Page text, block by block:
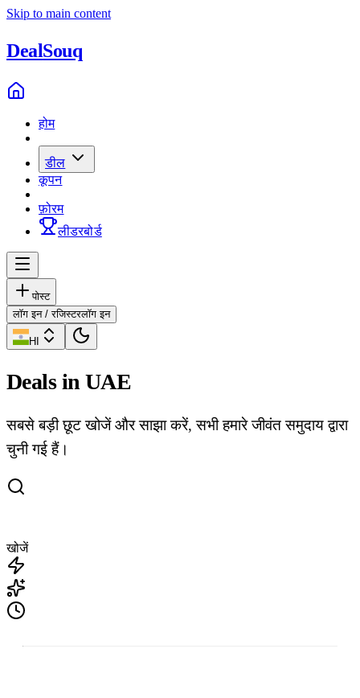
Skip to main content
DealSouq
होम
डील
कूपन
फ़ोरम
लीडरबोर्ड
पोस्ट
लॉग इन / रजिस्टरलॉग इन
HI
Deals in UAE
सबसे बड़ी छूट खोजें और साझा करें, सभी हमारे जीवंत समुदाय द्वारा
चुनी गई हैं।
खोजें